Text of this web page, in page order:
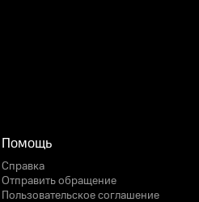
Помощь
Справка
Отправить обращение
Пользовательское соглашение